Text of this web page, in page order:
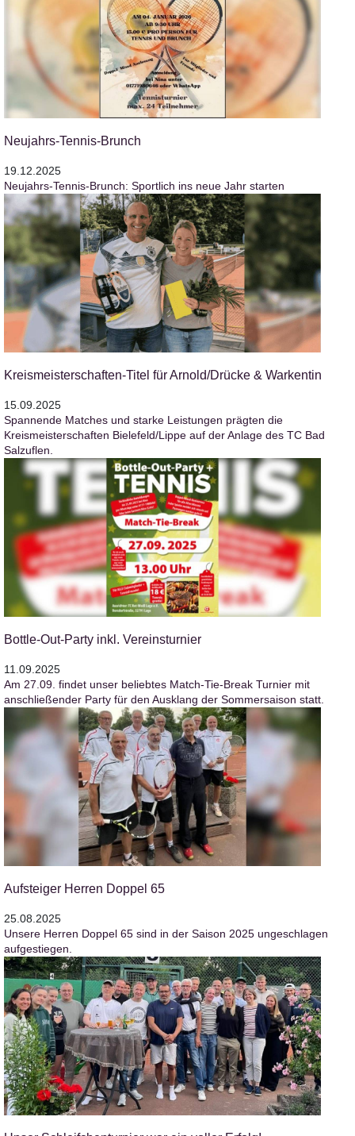
Neujahrs-Tennis-Brunch
19.12.2025
Neujahrs-Tennis-Brunch: Sportlich ins neue Jahr starten
Kreismeisterschaften-Titel für Arnold/Drücke & Warkentin
15.09.2025
Spannende Matches und starke Leistungen prägten die
Kreismeisterschaften Bielefeld/Lippe auf der Anlage des TC Bad
Salzuflen.
Bottle-Out-Party inkl. Vereinsturnier
11.09.2025
Am 27.09. findet unser beliebtes Match-Tie-Break Turnier mit
anschließender Party für den Ausklang der Sommersaison statt.
Aufsteiger Herren Doppel 65
25.08.2025
Unsere Herren Doppel 65 sind in der Saison 2025 ungeschlagen
aufgestiegen.